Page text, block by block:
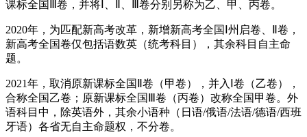
课标全国Ⅲ卷，并将Ⅰ、Ⅱ、Ⅲ卷分别另称为乙、甲、丙卷。
2020年，为匹配新高考改革，新增新高考全国Ⅰ州启卷、Ⅱ卷，
新高考全国卷仅包括语数英（统考科目），其余科目自主命
题。
2021年，取消原新课标全国Ⅱ卷（甲卷），并入Ⅰ卷（乙卷），
合称全国乙卷；原新课标全国Ⅲ卷（丙卷）改称全国甲卷。外
语科目中，除英语外，其余小语种（日语/俄语/法语/德语/西班
牙语）各省无自主命题权，不分卷。